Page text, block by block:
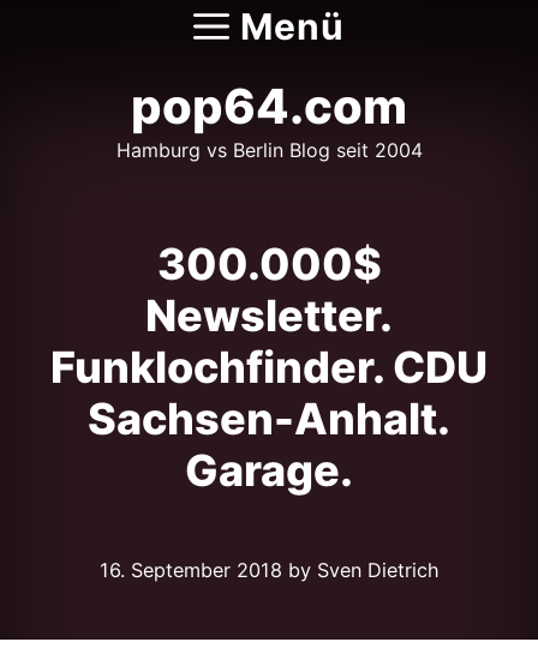
Menü
pop64.com
Hamburg vs Berlin Blog seit 2004
300.000$
Newsletter.
Funklochfinder. CDU
Sachsen-Anhalt.
Garage.
16. September 2018 by Sven Dietrich